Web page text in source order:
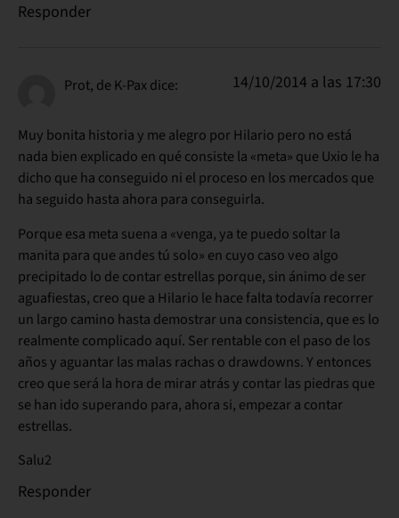
Responder
Prot, de K-Paxdice: 14/10/2014 a las 17:30
Muy bonita historia y me alegro por Hilario pero no está
nada bien explicado en qué consiste la «meta» que Uxio le ha
dicho que ha conseguido ni el proceso en los mercados que
ha seguido hasta ahora para conseguirla.
Porque esa meta suena a «venga, ya te puedo soltar la
manita para que andes tú solo» en cuyo caso veo algo
precipitado lo de contar estrellas porque, sin ánimo de ser
aguafiestas, creo que a Hilario le hace falta todavía recorrer
un largo camino hasta demostrar una consistencia, que es lo
realmente complicado aquí. Ser rentable con el paso de los
años y aguantar las malas rachas o drawdowns. Y entonces
creo que será la hora de mirar atrás y contar las piedras que
se han ido superando para, ahora si, empezar a contar
estrellas.
Salu2
Responder